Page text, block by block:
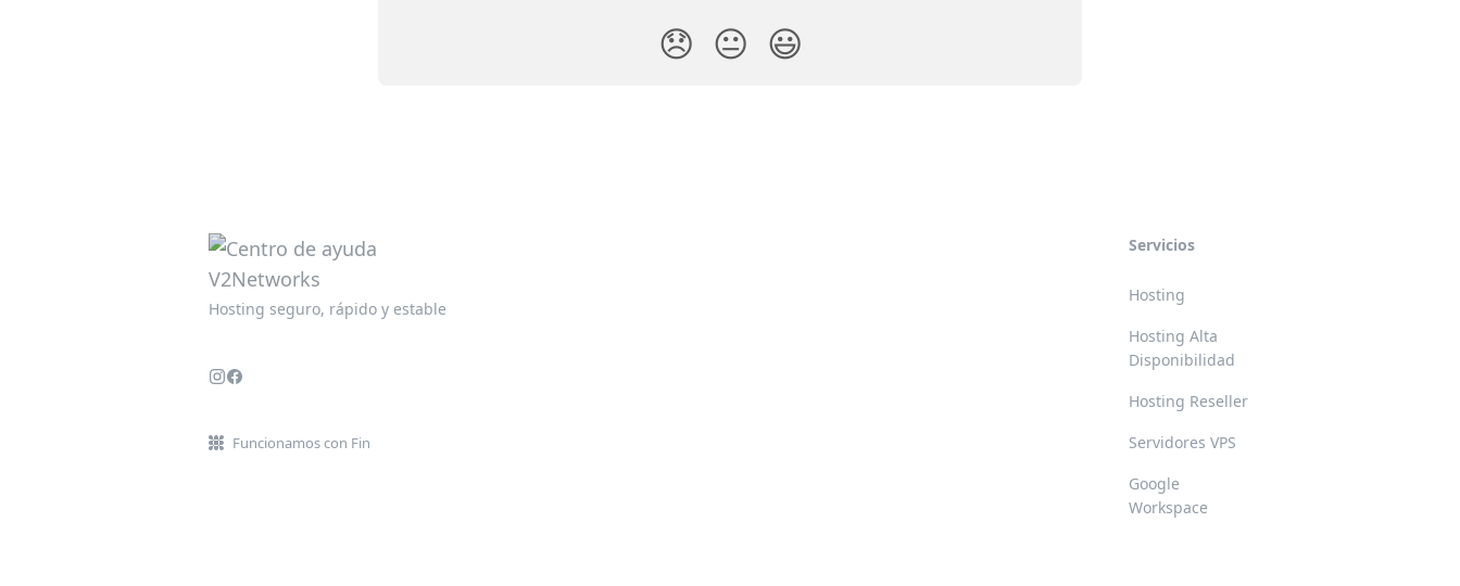
😞 😐 😃
Hosting seguro, rápido y estable
Funcionamos con Fin
Servicios
Hosting
Hosting Alta
Disponibilidad
Hosting Reseller
Servidores VPS
Google
Workspace